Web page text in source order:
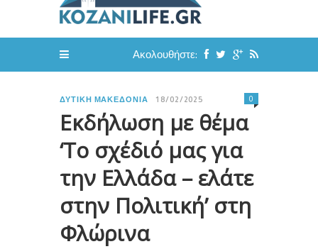
Ακολουθήστε:
ΔΥΤΙΚΉ ΜΑΚΕΔΟΝΊΑ 18/02/2025
Εκδήλωση με θέμα
‘Το σχέδιό μας για
την Ελλάδα – ελάτε
στην Πολιτική’ στη
Φλώρινα
0